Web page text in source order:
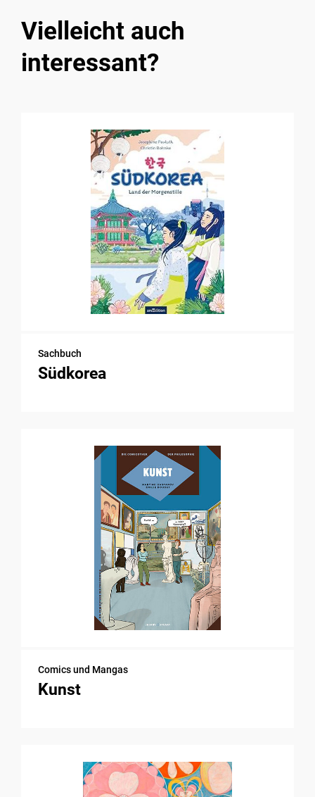
Vielleicht auch
interessant?
Sachbuch
Südkorea
Comics und Mangas
Kunst